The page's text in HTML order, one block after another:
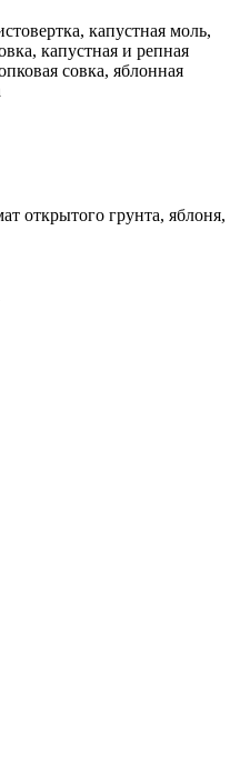
капустная моль,
капустная и репная
совка, яблонная
открытого грунта, яблоня,